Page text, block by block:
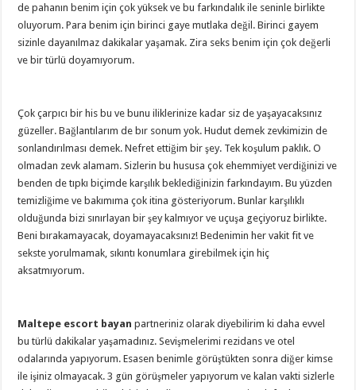
de pahanın benim için çok yüksek ve bu farkındalık ile seninle birlikte
oluyorum. Para benim için birinci gaye mutlaka değil. Birinci gayem
sizinle dayanılmaz dakikalar yaşamak. Zira seks benim için çok değerli
ve bir türlü doyamıyorum.
Çok çarpıcı bir his bu ve bunu iliklerinize kadar siz de yaşayacaksınız
güzeller. Bağlantılarım de bır sonum yok. Hudut demek zevkimizin de
sonlandırılması demek. Nefret ettiğim bir şey. Tek koşulum paklık. O
olmadan zevk alamam. Sizlerin bu hususa çok ehemmiyet verdiğinizi ve
benden de tıpkı biçimde karşılık beklediğinizin farkındayım. Bu yüzden
temizliğime ve bakımıma çok itina gösteriyorum. Bunlar karşılıklı
olduğunda bizi sınırlayan bir şey kalmıyor ve uçuşa geçiyoruz birlikte.
Beni bırakamayacak, doyamayacaksınız! Bedenimin her vakit fit ve
sekste yorulmamak, sıkıntı konumlara girebilmek için hiç
aksatmıyorum.
Maltepe escort bayan partneriniz olarak diyebilirim ki daha evvel
bu türlü dakikalar yaşamadınız. Sevişmelerimi rezidans ve otel
odalarında yapıyorum. Esasen benimle görüştükten sonra diğer kimse
ile işiniz olmayacak. 3 gün görüşmeler yapıyorum ve kalan vakti sizlerle